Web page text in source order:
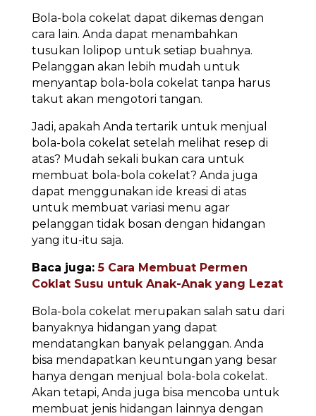
Bola-bola cokelat dapat dikemas dengan
cara lain. Anda dapat menambahkan
tusukan lolipop untuk setiap buahnya.
Pelanggan akan lebih mudah untuk
menyantap bola-bola cokelat tanpa harus
takut akan mengotori tangan.
Jadi, apakah Anda tertarik untuk menjual
bola-bola cokelat setelah melihat resep di
atas? Mudah sekali bukan cara untuk
membuat bola-bola cokelat? Anda juga
dapat menggunakan ide kreasi di atas
untuk membuat variasi menu agar
pelanggan tidak bosan dengan hidangan
yang itu-itu saja.
Baca juga:5 Cara Membuat Permen
Coklat Susu untuk Anak-Anak yang Lezat
Bola-bola cokelat merupakan salah satu dari
banyaknya hidangan yang dapat
mendatangkan banyak pelanggan. Anda
bisa mendapatkan keuntungan yang besar
hanya dengan menjual bola-bola cokelat.
Akan tetapi, Anda juga bisa mencoba untuk
membuat jenis hidangan lainnya dengan